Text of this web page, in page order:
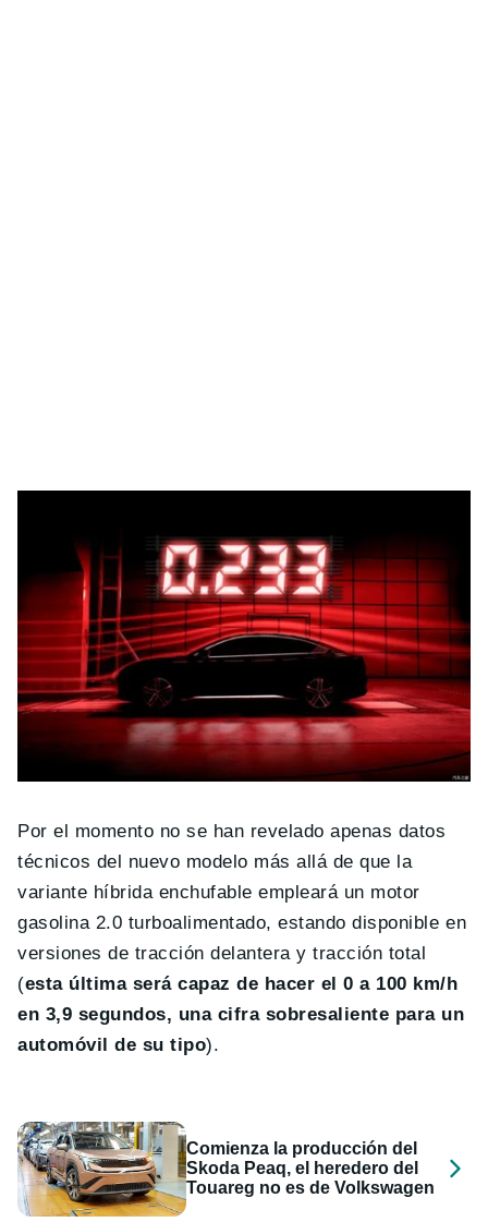
Por el momento no se han revelado apenas datos
técnicos del nuevo modelo más allá de que la
variante híbrida enchufable empleará un motor
gasolina 2.0 turboalimentado, estando disponible en
versiones de tracción delantera y tracción total
(esta última será capaz de hacer el 0 a 100 km/h
en 3,9 segundos, una cifra sobresaliente para un
automóvil de su tipo).
Comienza la producción del
Skoda Peaq, el heredero del
Touareg no es de Volkswagen